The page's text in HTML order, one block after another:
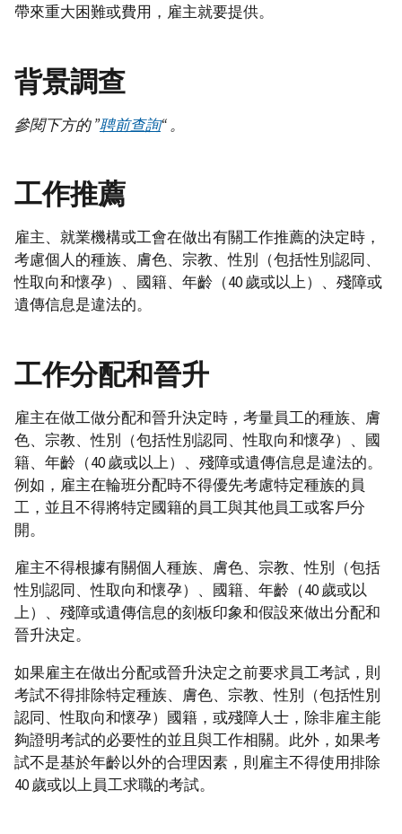
帶來重大困難或費用，雇主就要提供。
背景調查
參閱下方的”聘前查詢“。
工作推薦
雇主、就業機構或工會在做出有關工作推薦的決定時，
考慮個人的種族、膚色、宗教、性別（包括性別認同、
性取向和懷孕）、國籍、年齡（40 歲或以上）、殘障或
遺傳信息是違法的。
工作分配和晉升
雇主在做工做分配和晉升決定時，考量員工的種族、膚
色、宗教、性別（包括性別認同、性取向和懷孕）、國
籍、年齡（40 歲或以上）、殘障或遺傳信息是違法的。
例如，雇主在輪班分配時不得優先考慮特定種族的員
工，並且不得將特定國籍的員工與其他員工或客戶分
開。
雇主不得根據有關個人種族、膚色、宗教、性別（包括
性別認同、性取向和懷孕）、國籍、年齡（40 歲或以
上）、殘障或遺傳信息的刻板印象和假設來做出分配和
晉升決定。
如果雇主在做出分配或晉升決定之前要求員工考試，則
考試不得排除特定種族、膚色、宗教、性別（包括性別
認同、性取向和懷孕）國籍，或殘障人士，除非雇主能
夠證明考試的必要性的並且與工作相關。此外，如果考
試不是基於年齡以外的合理因素，則雇主不得使用排除
40 歲或以上員工求職的考試。